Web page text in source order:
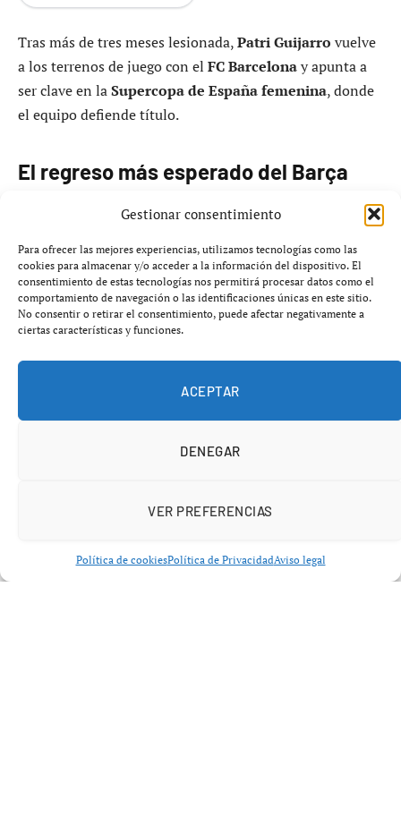
Gestionar consentimiento
Para ofrecer las mejores experiencias, utilizamos tecnologías como las
cookies para almacenar y/o acceder a la información del dispositivo. El
consentimiento de estas tecnologías nos permitirá procesar datos como el
comportamiento de navegación o las identificaciones únicas en este sitio.
No consentir o retirar el consentimiento, puede afectar negativamente a
ciertas características y funciones.
ACEPTAR
DENEGAR
VER PREFERENCIAS
Política de cookiesPolítica de PrivacidadAviso legal
Tras más de tres meses lesionada,Patri Guijarro vuelve
a los terrenos de juego con el FC Barcelonay apunta a
ser clave en laSupercopa de España femenina, donde
el equipo defiende título.
El regreso más esperado del Barça
La victoria delFC Barcelona Femeníante el Alhama (0-
2) dejó una noticia que va más allá de los tres puntos: el
regreso de Patri Guijarroa la competición95 días
despuésde su lesión.